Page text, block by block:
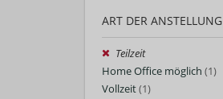
ART DER ANSTELLUNG
Teilzeit
Home Office möglich (1)
Vollzeit(1)